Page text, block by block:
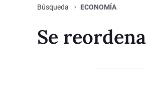
Búsqueda ECONOMÍA
Se